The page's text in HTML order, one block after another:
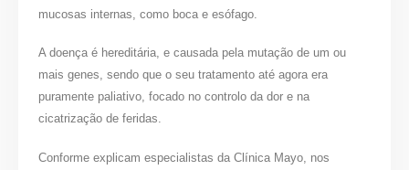
mucosas internas, como boca e esófago.
A doença é hereditária, e causada pela mutação de um ou
mais genes, sendo que o seu tratamento até agora era
puramente paliativo, focado no controlo da dor e na
cicatrização de feridas.
Conforme explicam especialistas da Clínica Mayo, nos